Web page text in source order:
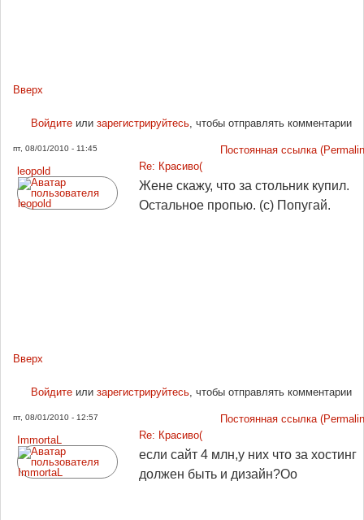
Вверх
Войдитеили зарегистрируйтесь, чтобы отправлять комментарии
пт, 08/01/2010 - 11:45
Постоянная ссылка
leopold
Re: Красиво(
Жене скажу, что за стольник купил.
Остальное пропью. (с) Попугай.
Вверх
Войдитеили зарегистрируйтесь, чтобы отправлять комментарии
пт, 08/01/2010 - 12:57
Постоянная ссылка
ImmortaL
Re: Красиво(
если сайт 4 млн,у них что за хостинг
должен быть и дизайн?Оо